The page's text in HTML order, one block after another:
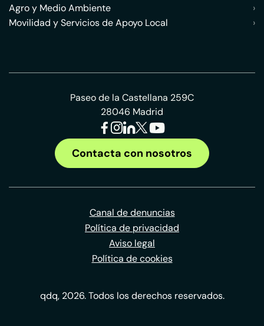
Agro y Medio Ambiente
›
Movilidad y Servicios de Apoyo Local
›
Paseo de la Castellana 259C
28046 Madrid
Contacta con nosotros
Canal de denuncias
Política de privacidad
Aviso legal
Política de cookies
qdq, 2026. Todos los derechos reservados.